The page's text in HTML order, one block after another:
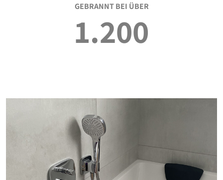
GEBRANNT BEI ÜBER
1.200